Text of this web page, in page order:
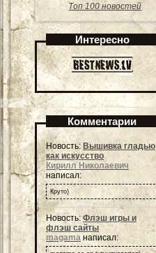
Топ 100 новостей
Интересно
Комментарии
Новость: Вышивка гладью
как искусство
Кирилл Николаевич
написал:
Круто)
Новость:Флэш игры и
флэш сайты
magama написал: